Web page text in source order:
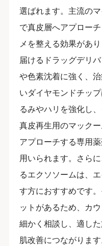
選ばれます。主流の
で真皮層へアプロー
メを整える効果があ
届けるドラッグデリ
や色素沈着に強く、
いダイヤモンドチッ
るみやハリを強化し
真皮再生用のマック
アプローチする専用
用いられます。さら
るエクソソームは、
す方におすすめです
ットがあるため、カ
細かく相談し、適し
肌改善につながりま